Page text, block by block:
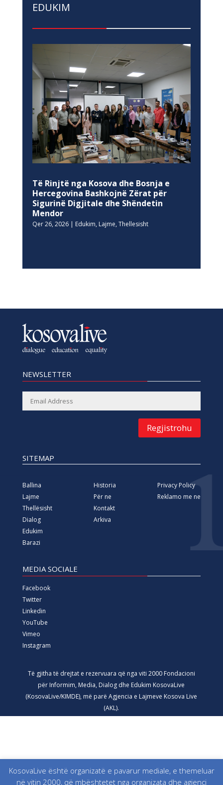
EDUKIM
Të Rinjtë nga Kosova dhe Bosnja e
Hercegovina Bashkojnë Zërat për
Sigurinë Digjitale dhe Shëndetin
Mendor
Qer 26, 2026| Edukim, Lajme, Thellesisht
NEWSLETTER
Regjistrohu
SITEMAP
Ballina
Lajme
Thellësisht
Dialog
Edukim
Barazi
Historia
Për ne
Kontakt
Arkiva
Privacy Policy
Reklamo me ne
MEDIA SOCIALE
Facebook
Twitter
Linkedin
YouTube
Vimeo
Instagram
Të gjitha të drejtat e rezervuara që nga viti 2000 Fondacioni
për Informim, Media, Dialog dhe Edukim KosovaLive
(KosovaLive/KIMDE), më parë Agjencia e Lajmeve Kosova Live
(AKL).
KosovaLive është organizatë e pavarur mediale, e themeluar
në vitin 2000, që mbështetet nga organizata dhe agjenci